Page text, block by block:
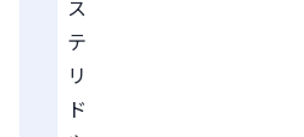
ス
テ
リ
ド